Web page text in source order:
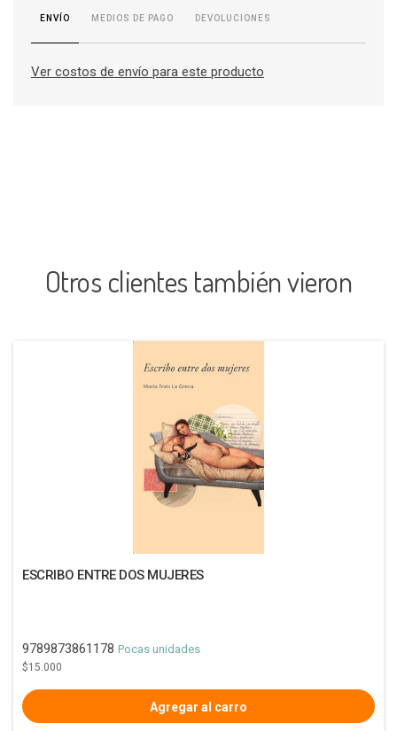
ENVÍO MEDIOS DE PAGO DEVOLUCIONES
Ver costos de envío para este producto
Otros clientes también vieron
ESCRIBO ENTRE DOS MUJERES
9789873861178 Pocas unidades
$15.000